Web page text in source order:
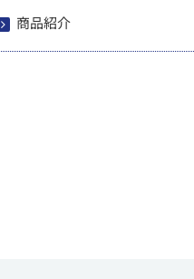
商品紹介